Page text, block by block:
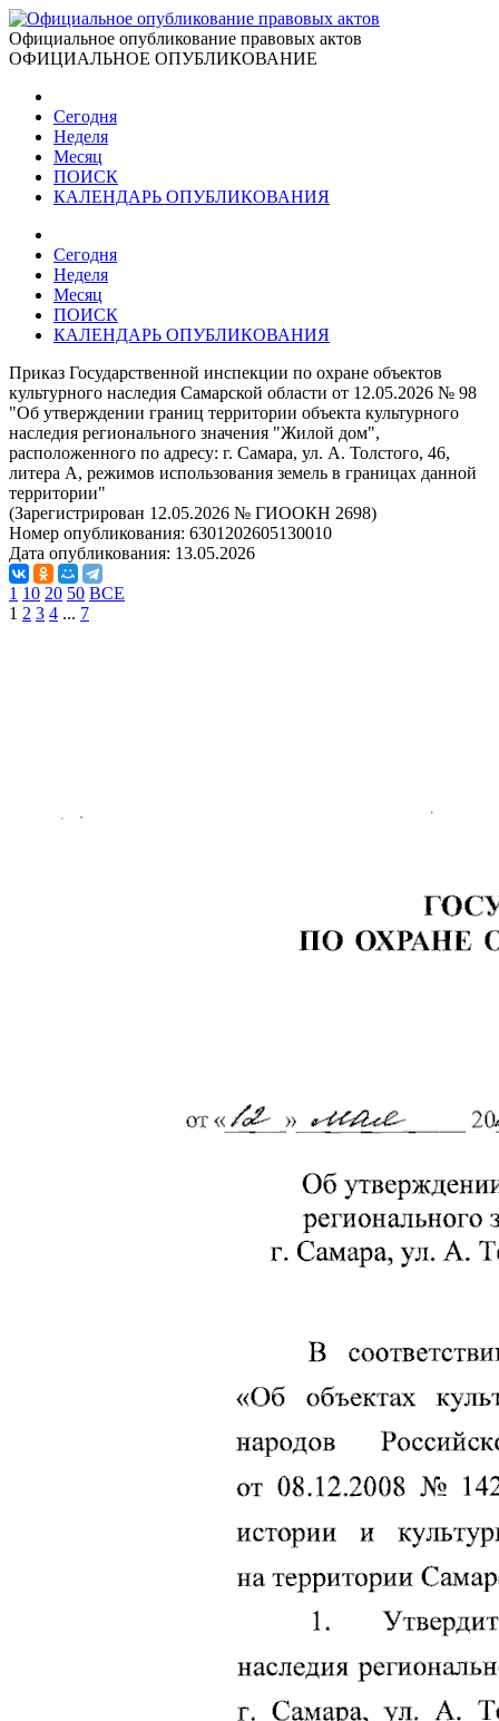
Официальное опубликование правовых актов
ОФИЦИАЛЬНОЕ ОПУБЛИКОВАНИЕ
Сегодня
Неделя
Месяц
ПОИСК
КАЛЕНДАРЬ ОПУБЛИКОВАНИЯ
Сегодня
Неделя
Месяц
ПОИСК
КАЛЕНДАРЬ ОПУБЛИКОВАНИЯ
Приказ Государственной инспекции по охране объектов
культурного наследия Самарской области от 12.05.2026 № 98
"Об утверждении границ территории объекта культурного
наследия регионального значения "Жилой дом",
расположенного по адресу: г. Самара, ул. А. Толстого, 46,
литера А, режимов использования земель в границах данной
территории"
(Зарегистрирован 12.05.2026 № ГИООКН 2698)
Номер опубликования: 6301202605130010
Дата опубликования: 13.05.2026
1 10 20 50 ВСЕ
1 2 3 4 ... 7